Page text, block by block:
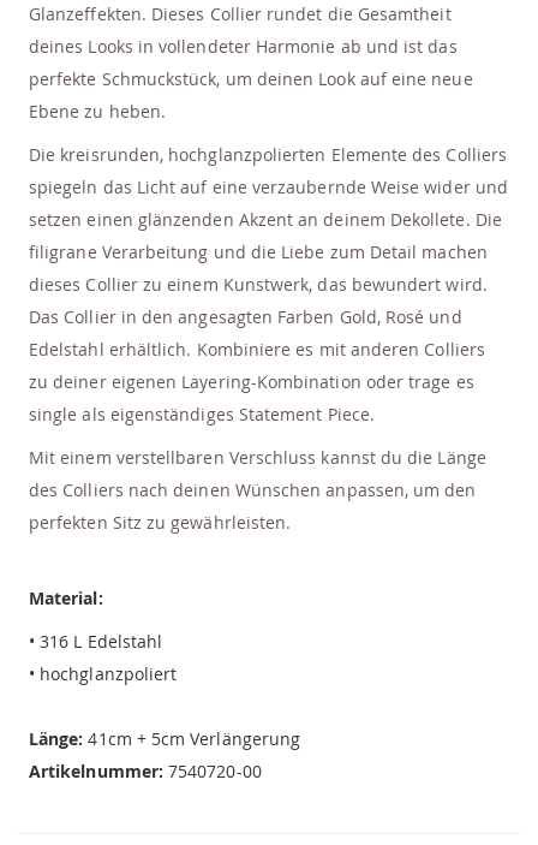
Glanzeffekten. Dieses Collier rundet die Gesamtheit
deines Looks in vollendeter Harmonie ab und ist das
perfekte Schmuckstück, um deinen Look auf eine neue
Ebene zu heben.
Die kreisrunden, hochglanzpolierten Elemente des Colliers
spiegeln das Licht auf eine verzaubernde Weise wider und
setzen einen glänzenden Akzent an deinem Dekollete. Die
filigrane Verarbeitung und die Liebe zum Detail machen
dieses Collier zu einem Kunstwerk, das bewundert wird.
Das Collier in den angesagten Farben Gold, Rosé und
Edelstahl erhältlich. Kombiniere es mit anderen Colliers
zu deiner eigenen Layering-Kombination oder trage es
single als eigenständiges Statement Piece.
Mit einem verstellbaren Verschluss kannst du die Länge
des Colliers nach deinen Wünschen anpassen, um den
perfekten Sitz zu gewährleisten.
Material:
• 316 L Edelstahl
• hochglanzpoliert
Länge: 41cm + 5cm Verlängerung
Artikelnummer: 7540720-00